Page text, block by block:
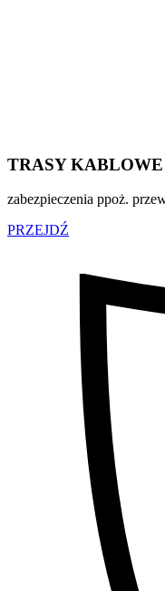
TRASY KABLOWE
zabezpieczenia ppoż.
PRZEJDŹ